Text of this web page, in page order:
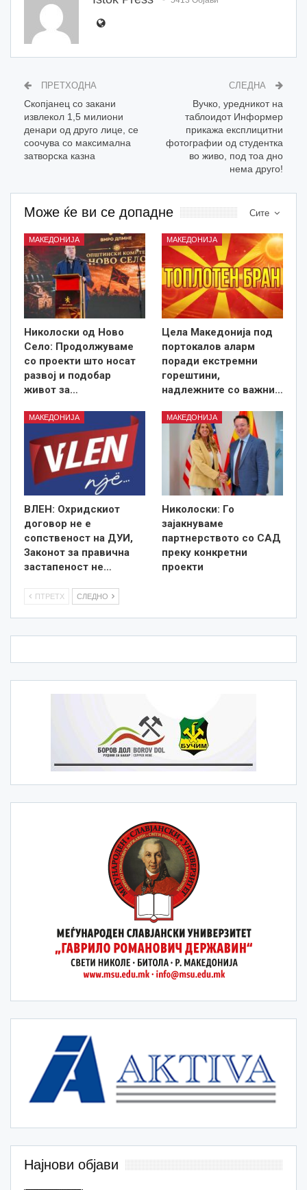
ПРЕТХОДНА
Скопјанец со закани
извлекол 1,5 милиони
денари од друго лице, се
соочува со максимална
затворска казна
СЛЕДНА
Вучко, уредникот на
таблоидот Информер
прикажа експлицитни
фотографии од студентка
во живо, под тоа дно
нема друго!
Сите
Може ќе ви се допадне
МАКЕДОНИЈА
Николоски од Ново
Село: Продолжуваме
со проекти што носат
развој и подобар
живот за…
МАКЕДОНИЈА
Цела Македонија под
портокалов аларм
поради екстремни
горештини,
надлежните со важни…
МАКЕДОНИЈА
ВЛЕН: Охридскиот
договор не е
сопственост на ДУИ,
Законот за правична
застапеност не…
МАКЕДОНИЈА
Николоски: Го
зајакнуваме
партнерството со САД
преку конкретни
проекти
ПТРЕТХ СЛЕДНО
Најнови објави